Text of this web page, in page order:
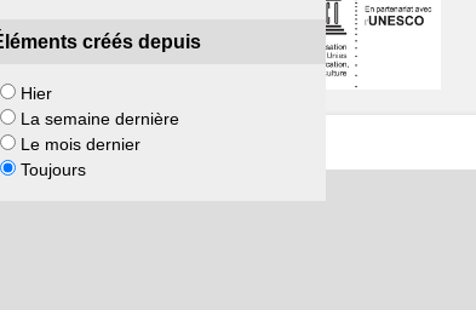
créés depuis
Hier
La semaine dernière
Le mois dernier
Toujours